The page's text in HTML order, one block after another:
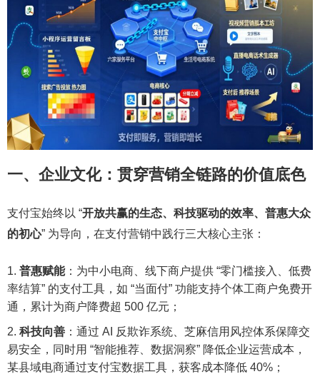
一、企业文化：贯穿营销全链路的价值底色
支付宝始终以 “开放共赢的生态、科技驱动的效率、普惠大众
的初心” 为导向，在支付营销中践行三大核心主张：
普惠赋能：为中小电商、线下商户提供 “零门槛接入、低费
率结算” 的支付工具，如 “当面付” 功能支持个体工商户免费开
通，累计为商户降费超 500 亿元；
科技向善 ：通过 AI 反欺诈系统、芝麻信用风控体系保障交
易安全，同时用 “智能推荐、数据洞察” 降低企业运营成本，
某县域电商通过支付宝数据工具，获客成本降低 40%；